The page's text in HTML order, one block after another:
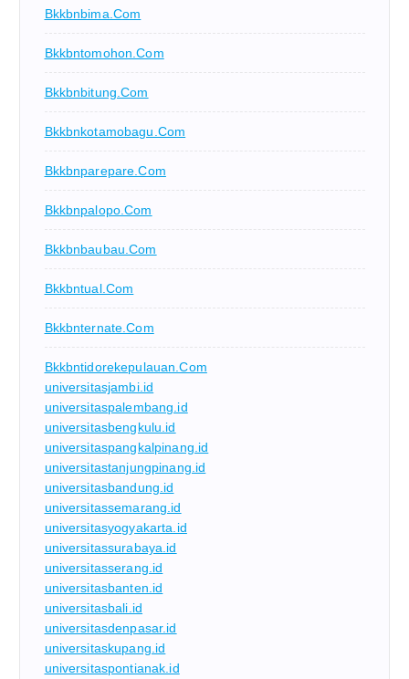
Bkkbnbima.com
Bkkbntomohon.com
Bkkbnbitung.com
Bkkbnkotamobagu.com
Bkkbnparepare.com
Bkkbnpalopo.com
Bkkbnbaubau.com
Bkkbntual.com
Bkkbnternate.com
Bkkbntidorekepulauan.com
universitasjambi.id
universitaspalembang.id
universitasbengkulu.id
universitaspangkalpinang.id
universitastanjungpinang.id
universitasbandung.id
universitassemarang.id
universitasyogyakarta.id
universitassurabaya.id
universitasserang.id
universitasbanten.id
universitasbali.id
universitasdenpasar.id
universitaskupang.id
universitaspontianak.id